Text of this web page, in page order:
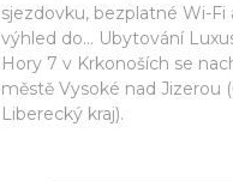
sjezdovku, bezplatné Wi-Fi
výhled do... Ubytování
Hory 7 v Krkonoších se
městě Vysoké nad Jizerou
Liberecký kraj).